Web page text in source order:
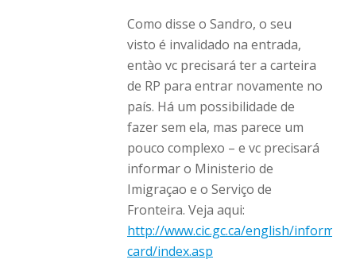
Como disse o Sandro, o seu
visto é invalidado na entrada,
entào vc precisará ter a carteira
de RP para entrar novamente no
país. Há um possibilidade de
fazer sem ela, mas parece um
pouco complexo – e vc precisará
informar o Ministerio de
Imigraçao e o Serviço de
Fronteira. Veja aqui:
http://www.cic.gc.ca/english/
card/index.asp